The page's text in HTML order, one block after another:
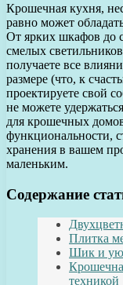
Крошечная кухня,
равно может
От ярких шкафов до
смелых
получаете все
размере (что, к
проектируете свой
не можете
для крошечных
функциональности,
хранения в вашем
маленьким.
Содержание
Плитка
Шик и
техникой